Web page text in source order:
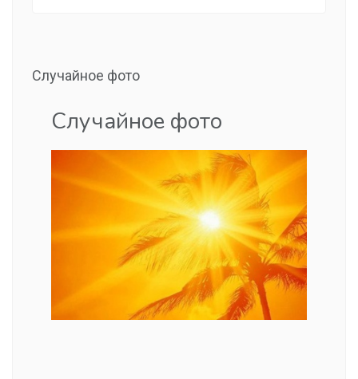
Случайное фото
Случайное фото